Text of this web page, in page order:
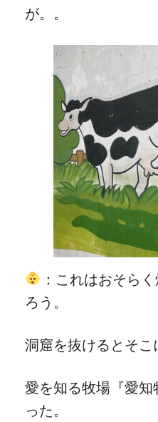
が。。
：これはおそら
ろう。
洞窟を抜けるとそこ
愛を知る牧場『愛
った。